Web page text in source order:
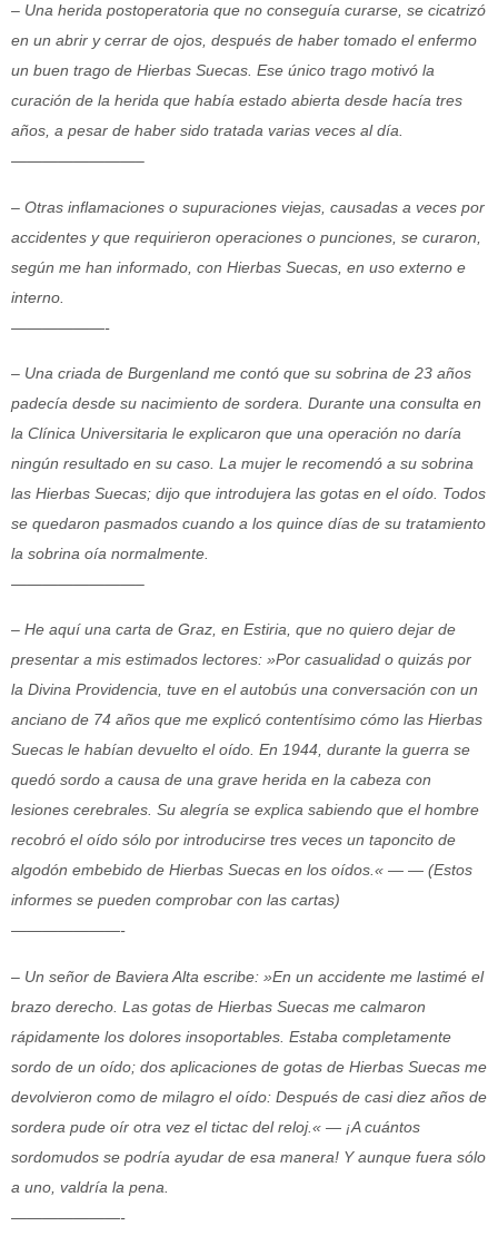
– Una herida postoperatoria que no conseguía curarse, se cicatrizó
en un abrir y cerrar de ojos, después de haber tomado el enfermo
un buen trago de Hierbas Suecas. Ese único trago motivó la
curación de la herida que había estado abierta desde hacía tres
años, a pesar de haber sido tratada varias veces al día.
————————–
– Otras inflamaciones o supuraciones viejas, causadas a veces por
accidentes y que requirieron operaciones o punciones, se curaron,
según me han informado, con Hierbas Suecas, en uso externo e
interno.
——————-
– Una criada de Burgenland me contó que su sobrina de 23 años
padecía desde su nacimiento de sordera. Durante una consulta en
la Clínica Universitaria le explicaron que una operación no daría
ningún resultado en su caso. La mujer le recomendó a su sobrina
las Hierbas Suecas; dijo que introdujera las gotas en el oído. Todos
se quedaron pasmados cuando a los quince días de su tratamiento
la sobrina oía normalmente.
————————–
– He aquí una carta de Graz, en Estiria, que no quiero dejar de
presentar a mis estimados lectores: »Por casualidad o quizás por
la Divina Providencia, tuve en el autobús una conversación con un
anciano de 74 años que me explicó contentísimo cómo las Hierbas
Suecas le habían devuelto el oído. En 1944, durante la guerra se
quedó sordo a causa de una grave herida en la cabeza con
lesiones cerebrales. Su alegría se explica sabiendo que el hombre
recobró el oído sólo por introducirse tres veces un taponcito de
algodón embebido de Hierbas Suecas en los oídos.« — — (Estos
informes se pueden comprobar con las cartas)
———————-
– Un señor de Baviera Alta escribe: »En un accidente me lastimé el
brazo derecho. Las gotas de Hierbas Suecas me calmaron
rápidamente los dolores insoportables. Estaba completamente
sordo de un oído; dos aplicaciones de gotas de Hierbas Suecas me
devolvieron como de milagro el oído: Después de casi diez años de
sordera pude oír otra vez el tictac del reloj.« — ¡A cuántos
sordomudos se podría ayudar de esa manera! Y aunque fuera sólo
a uno, valdría la pena.
———————-